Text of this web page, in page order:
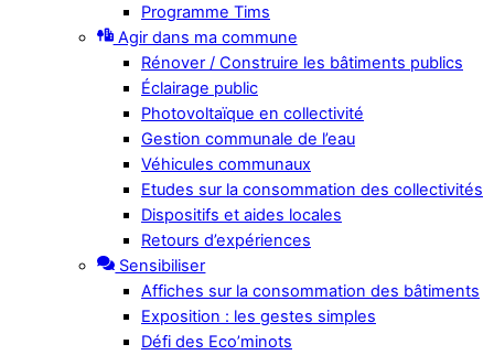
Programme Tims
Agir dans ma commune
Rénover / Construire les bâtiments publics
Éclairage public
Photovoltaïque en collectivité
Gestion communale de l’eau
Véhicules communaux
Etudes sur la consommation des collectivités
Dispositifs et aides locales
Retours d’expériences
Sensibiliser
Affiches sur la consommation des bâtiments
Exposition : les gestes simples
Défi des Eco’minots